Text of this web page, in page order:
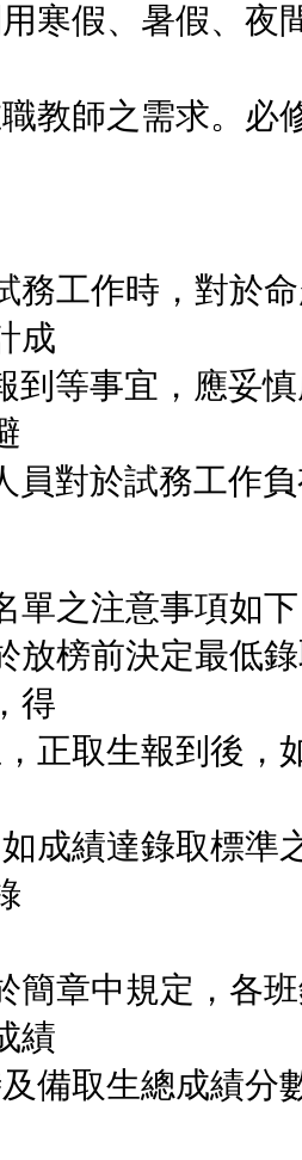
寒假、暑假、夜
教師之需求。必
務工作時，對於
成
等事宜，應妥
對於試務工作
單之注意事項如
放榜前決定最低
得
正取生報到後，
成績達錄取標準
簡章中規定，各
績
備取生總成績分